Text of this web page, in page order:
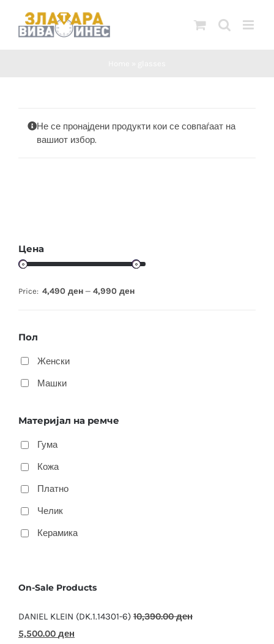
Не се пронајдени продукти кои се совпаѓаат на
вашиот избор.
Цена
Price: 4,490 ден — 4,990 ден
Пол
Женски
Машки
Материјал на ремче
Гума
Кожа
Платно
Челик
Керамика
On-Sale Products
DANIEL KLEIN (DK.1.14301-6) 10,390.00ден
Original
5,500.00 ден